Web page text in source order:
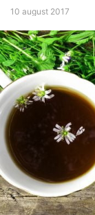
10 august 2017